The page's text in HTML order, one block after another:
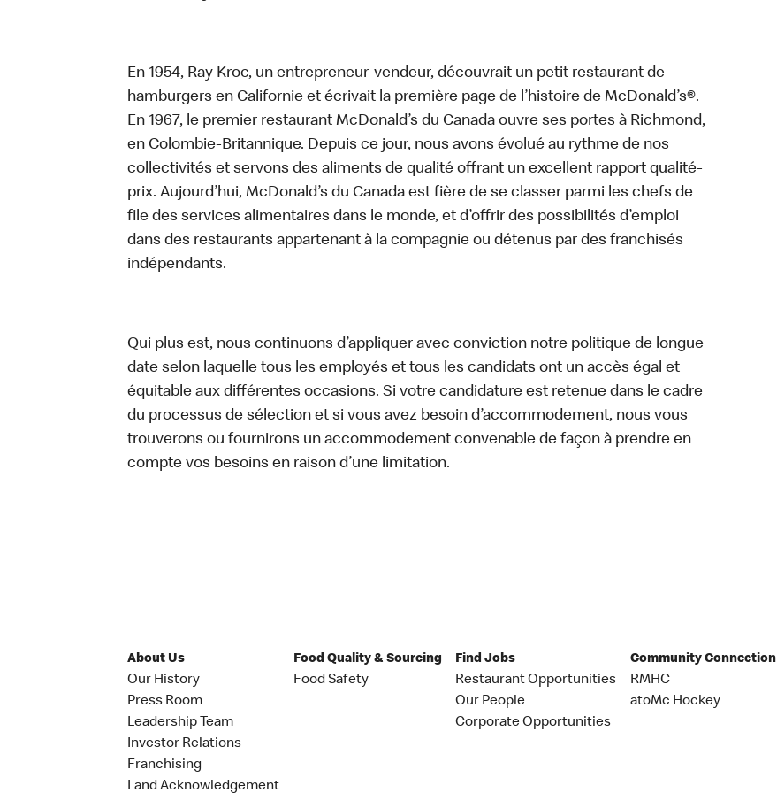
En 1954, Ray Kroc, un entrepreneur-vendeur, découvrait un petit restaurant de
hamburgers en Californie et écrivait la première page de l’histoire de McDonald’s®.
En 1967, le premier restaurant McDonald’s du Canada ouvre ses portes à Richmond,
en Colombie-Britannique. Depuis ce jour, nous avons évolué au rythme de nos
collectivités et servons des aliments de qualité offrant un excellent rapport qualité-
prix. Aujourd’hui, McDonald’s du Canada est fière de se classer parmi les chefs de
file des services alimentaires dans le monde, et d’offrir des possibilités d’emploi
dans des restaurants appartenant à la compagnie ou détenus par des franchisés
indépendants.
Qui plus est, nous continuons d’appliquer avec conviction notre politique de longue
date selon laquelle tous les employés et tous les candidats ont un accès égal et
équitable aux différentes occasions. Si votre candidature est retenue dans le cadre
du processus de sélection et si vous avez besoin d’accommodement, nous vous
trouverons ou fournirons un accommodement convenable de façon à prendre en
compte vos besoins en raison d’une limitation.
About Us
Our History
Press Room
Leadership Team
Investor Relations
Franchising
Land Acknowledgement
Food Quality & Sourcing
Food Safety
Find Jobs
Restaurant Opportunities
Our People
Corporate Opportunities
Community Connection
RMHC
atoMc Hockey